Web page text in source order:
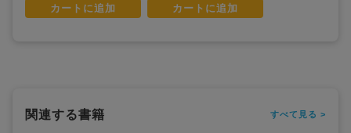
カートに追加 カートに追加
関連する書籍 すべて見る >